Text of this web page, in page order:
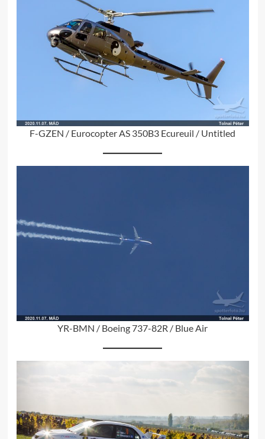
F-GZEN / Eurocopter AS 350B3 Ecureuil / Untitled
YR-BMN / Boeing 737-82R / Blue Air